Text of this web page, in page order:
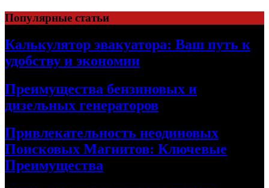
Skip
to
content
Популярные статьи
Калькулятор эвакуатора: Ваш путь к
удобству и экономии
Преимущества бензиновых и
дизельных генераторов
Привлекательность неодиновых
Поисковых Магнитов: Ключевые
Преимущества